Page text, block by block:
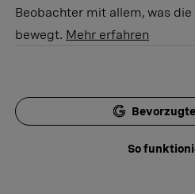
Beobachter mit allem, was
bewegt. Mehr erfahren
So